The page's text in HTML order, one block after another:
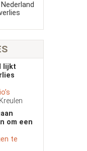
lijkt
om een
te